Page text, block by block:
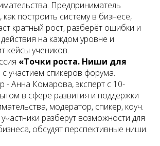
Предприниматель
как построить систему в бизнесе,
кратный рост, разберёт ошибки и
на каждом уровне и
кейсы учеников.
«Точки роста. Ниши для
с участием спикеров форума.
- Анна Комарова, эксперт с 10-
в сфере развития и поддержки
модератор, спикер, коуч.
разберут возможности для
обсудят перспективные ниши.